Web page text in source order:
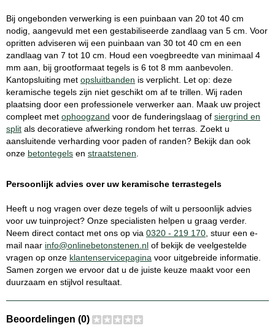
Bij ongebonden verwerking is een puinbaan van 20 tot 40 cm
nodig, aangevuld met een gestabiliseerde zandlaag van 5 cm. Voor
opritten adviseren wij een puinbaan van 30 tot 40 cm en een
zandlaag van 7 tot 10 cm. Houd een voegbreedte van minimaal 4
mm aan, bij grootformaat tegels is 6 tot 8 mm aanbevolen.
Kantopsluiting met opsluitbanden is verplicht. Let op: deze
keramische tegels zijn niet geschikt om af te trillen. Wij raden
plaatsing door een professionele verwerker aan. Maak uw project
compleet met ophoogzand voor de funderingslaag of siergrind en
split als decoratieve afwerking rondom het terras. Zoekt u
aansluitende verharding voor paden of randen? Bekijk dan ook
onze betontegels en straatstenen
Persoonlijk advies over uw keramische terrastegels
Heeft u nog vragen over deze tegels of wilt u persoonlijk advies
voor uw tuinproject? Onze specialisten helpen u graag verder.
Neem direct contact met ons op via 0320 - 219 170 , stuur een e-
mail naar info@onlinebetonstenen.nl of bekijk de veelgestelde
vragen op onze klantenservicepagina voor uitgebreide informatie.
Samen zorgen we ervoor dat u de juiste keuze maakt voor een
duurzaam en stijlvol resultaat.
Beoordelingen (0)